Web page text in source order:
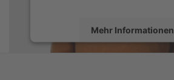
Mehr Informationen